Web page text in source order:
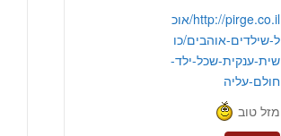
http://pirge.co.il/אוכ
ל-שילדים-אוהבים/כו
שית-ענקית-שכל-ילד-
חולם-עליה
מזל טוב